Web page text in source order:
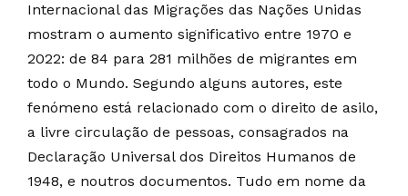
Internacional das Migrações das Nações Unidas
mostram o aumento significativo entre 1970 e
2022: de 84 para 281 milhões de migrantes em
todo o Mundo. Segundo alguns autores, este
fenómeno está relacionado com o direito de asilo,
a livre circulação de pessoas, consagrados na
Declaração Universal dos Direitos Humanos de
1948, e noutros documentos. Tudo em nome da